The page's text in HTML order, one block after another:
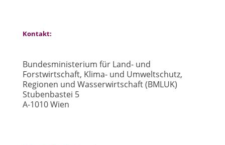
Kontakt:
Bundesministerium für Land- und
Forstwirtschaft, Klima- und Umweltschutz,
Regionen und Wasserwirtschaft (BMLUK)
Stubenbastei 5
A-1010 Wien